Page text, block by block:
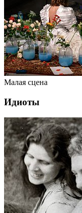
Малая сцена
Идиоты